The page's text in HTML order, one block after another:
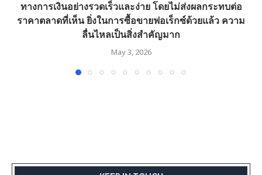
ทางการเงินอย่างรวดเร็วและง่าย โดยไม่ส่งผลกระทบต่อ
ราคาตลาดที่เห็น ยิ่งในการซื้อขายฟอเร็กซ์ด้วยแล้ว ความ
ลื่นไหลเป็นสิ่งสำคัญมาก
May 3, 2026